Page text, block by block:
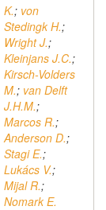
K.; von
Stedingk H.;
Wright J.;
Kleinjans J.C.;
Kirsch-Volders
M.; van Delft
J.H.M.;
Marcos R.;
Anderson D.;
Stagi E.;
Lukács V.;
Mijal R.;
Nomark E.